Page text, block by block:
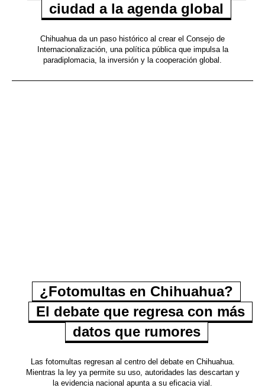
ciudad a la agenda global
Chihuahua da un paso histórico al crear el Consejo de
Internacionalización, una política pública que impulsa la
paradiplomacia, la inversión y la cooperación global.
¿Fotomultas en Chihuahua?
El debate que regresa con más
datos que rumores
Las fotomultas regresan al centro del debate en Chihuahua.
Mientras la ley ya permite su uso, autoridades las descartan y
la evidencia nacional apunta a su eficacia vial.